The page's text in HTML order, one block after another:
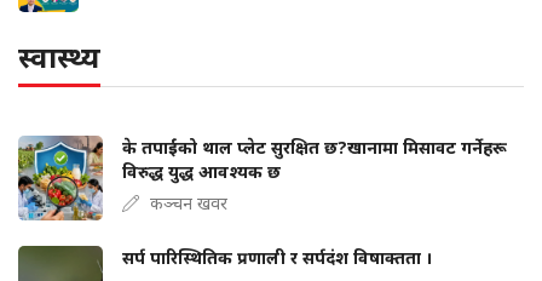
स्वास्थ्य
के तपाईंको थाल प्लेट सुरक्षित छ?खानामा मिसावट गर्नेहरू
विरुद्ध युद्ध आवश्यक छ
कञ्चन खवर
सर्प पारिस्थितिक प्रणाली र सर्पदंश विषाक्तता ।